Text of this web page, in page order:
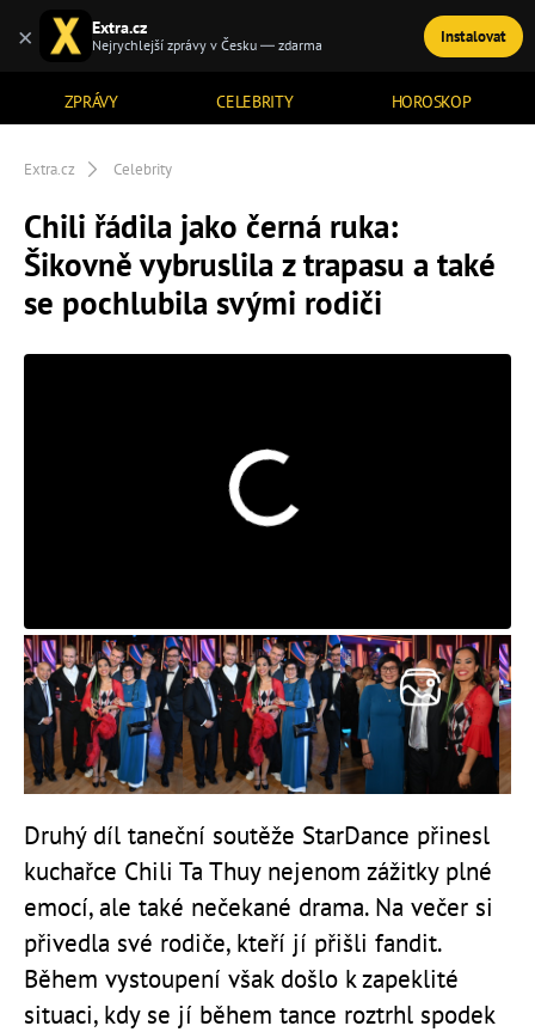
ZPRÁVY CELEBRITY HOROSKOP
TÉMATA
Extra.cz Celebrity
Chili řádila jako černá ruka:
Šikovně vybruslila z trapasu a také
se pochlubila svými rodiči
Druhý díl taneční soutěže StarDance přinesl
kuchařce Chili Ta Thuy nejenom zážitky plné
emocí, ale také nečekané drama. Na večer si
přivedla své rodiče, kteří jí přišli fandit.
Během vystoupení však došlo k zapeklité
situaci, kdy se jí během tance roztrhl spodek
× Extra.cz
Nejrychlejší zprávy v Česku — zdarma Instalovat